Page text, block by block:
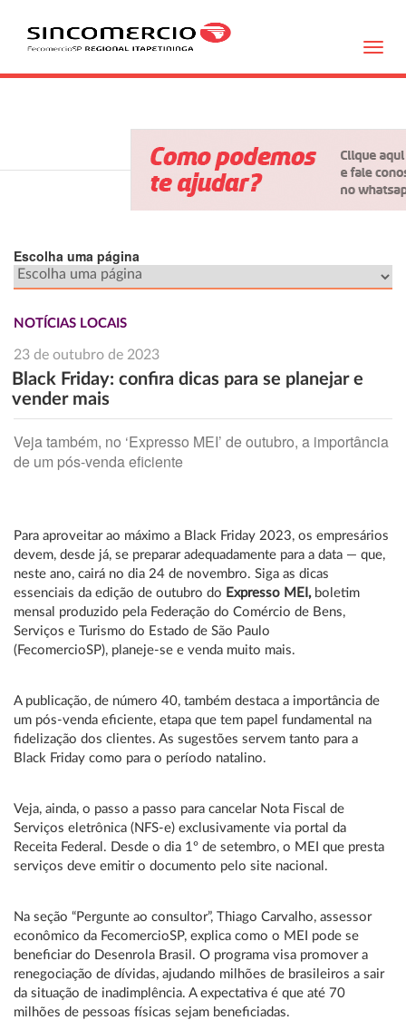
Escolha uma página
NOTÍCIAS LOCAIS
23 de outubro de 2023
Black Friday: confira dicas para se planejar e
vender mais
Veja também, no ‘Expresso MEI’ de outubro, a importância
de um pós-venda eficiente
Para aproveitar ao máximo a Black Friday 2023, os empresários
devem, desde já, se preparar adequadamente para a data — que,
neste ano, cairá no dia 24 de novembro. Siga as dicas
essenciais da edição de outubro do Expresso MEI,boletim
mensal produzido pela Federação do Comércio de Bens,
Serviços e Turismo do Estado de São Paulo
(FecomercioSP), planeje-se e venda muito mais.
A publicação, de número 40, também destaca a importância de
um pós-venda eficiente, etapa que tem papel fundamental na
fidelização dos clientes. As sugestões servem tanto para a
Black Friday como para o período natalino.
Veja, ainda, o passo a passo para cancelar Nota Fiscal de
Serviços eletrônica (NFS-e) exclusivamente via portal da
Receita Federal. Desde o dia 1º de setembro, o MEI que presta
serviços deve emitir o documento pelo site nacional.
Na seção “Pergunte ao consultor”, Thiago Carvalho, assessor
econômico da FecomercioSP, explica como o MEI pode se
beneficiar do Desenrola Brasil. O programa visa promover a
renegociação de dívidas, ajudando milhões de brasileiros a sair
da situação de inadimplência. A expectativa é que até 70
milhões de pessoas físicas sejam beneficiadas.